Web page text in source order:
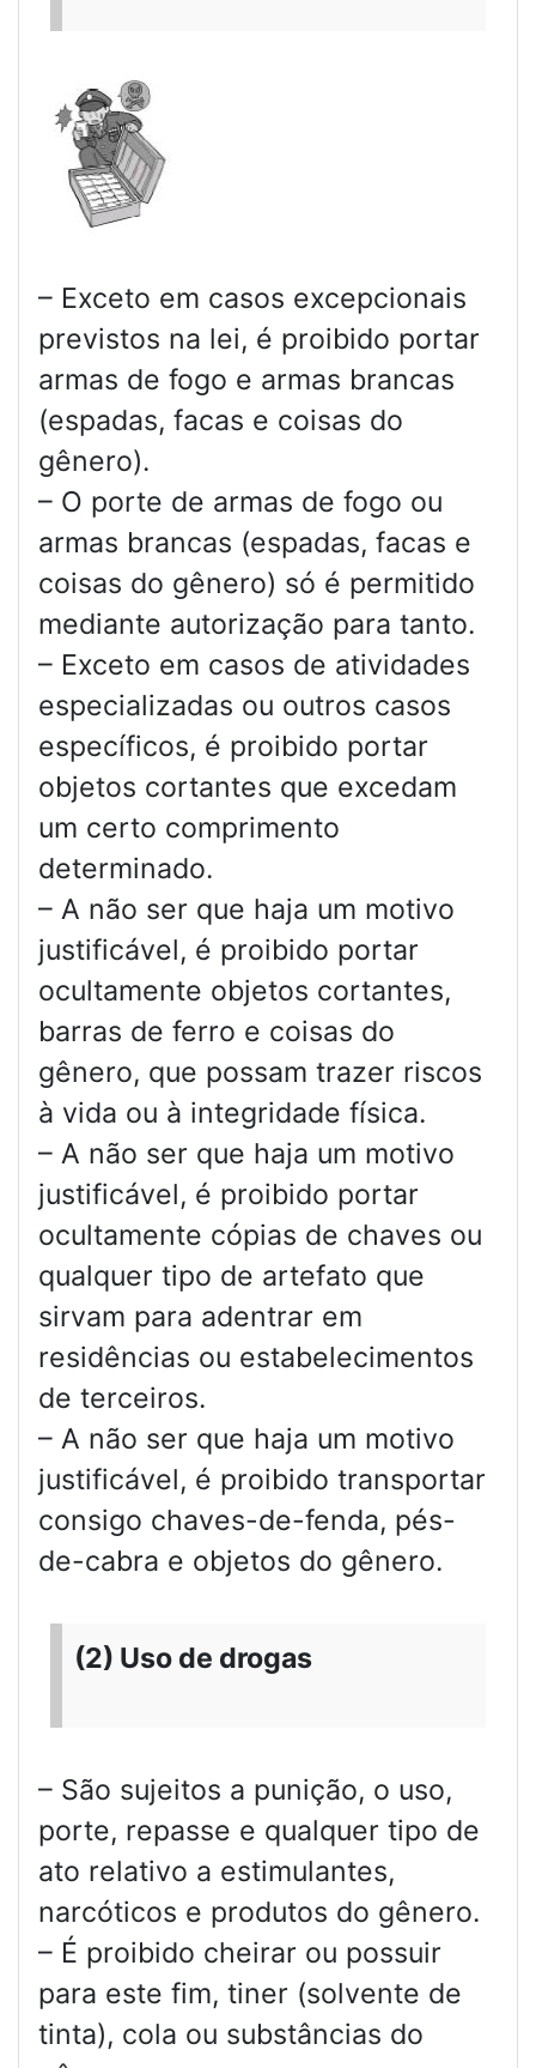
– Exceto em casos excepcionais
previstos na lei, é proibido portar
armas de fogo e armas brancas
(espadas, facas e coisas do
gênero).
– O porte de armas de fogo ou
armas brancas (espadas, facas e
coisas do gênero) só é permitido
mediante autorização para tanto.
– Exceto em casos de atividades
especializadas ou outros casos
específicos, é proibido portar
objetos cortantes que excedam
um certo comprimento
determinado.
– A não ser que haja um motivo
justificável, é proibido portar
ocultamente objetos cortantes,
barras de ferro e coisas do
gênero, que possam trazer riscos
à vida ou à integridade física.
– A não ser que haja um motivo
justificável, é proibido portar
ocultamente cópias de chaves ou
qualquer tipo de artefato que
sirvam para adentrar em
residências ou estabelecimentos
de terceiros.
– A não ser que haja um motivo
justificável, é proibido transportar
consigo chaves-de-fenda, pés-
de-cabra e objetos do gênero.
(2) Uso de drogas
– São sujeitos a punição, o uso,
porte, repasse e qualquer tipo de
ato relativo a estimulantes,
narcóticos e produtos do gênero.
– É proibido cheirar ou possuir
para este fim, tiner (solvente de
tinta), cola ou substâncias do